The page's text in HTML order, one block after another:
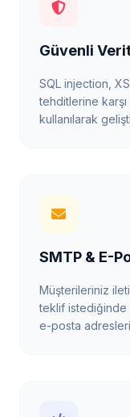
Güvenli
SQL injection,
tehditlerine karşı
kullanılarak
SMTP & E-
Müşterileriniz
teklif istediğinde
e-posta